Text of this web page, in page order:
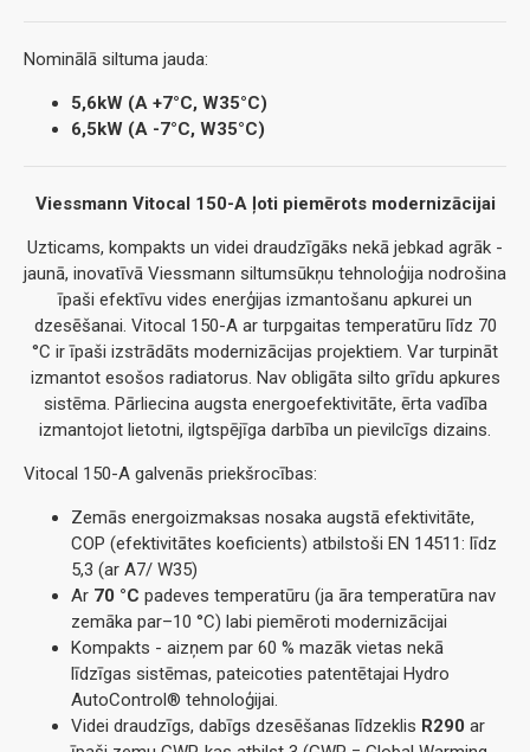
Nominālā siltuma jauda:
5,6kW (A +7°C, W35°C)
6,5kW (A -7°C, W35°C)
Viessmann Vitocal 150-A ļoti piemērots modernizācijai
Uzticams, kompakts un videi draudzīgāks nekā jebkad agrāk -
jaunā, inovatīvā Viessmann siltumsūkņu tehnoloģija nodrošina
īpaši efektīvu vides enerģijas izmantošanu apkurei un
dzesēšanai. Vitocal 150-A ar turpgaitas temperatūru līdz 70
°C ir īpaši izstrādāts modernizācijas projektiem. Var turpināt
izmantot esošos radiatorus. Nav obligāta silto grīdu apkures
sistēma. Pārliecina augsta energoefektivitāte, ērta vadība
izmantojot lietotni, ilgtspējīga darbība un pievilcīgs dizains.
Vitocal 150-A galvenās priekšrocības:
Zemās energoizmaksas nosaka augstā efektivitāte,
COP (efektivitātes koeficients) atbilstoši EN 14511: līdz
5,3 (ar A7/ W35)
Ar 70 °C padeves temperatūru (ja āra temperatūra nav
zemāka par–10 °C) labi piemēroti modernizācijai
Kompakts - aizņem par 60 % mazāk vietas nekā
līdzīgas sistēmas, pateicoties patentētajai Hydro
AutoControl® tehnoloģijai.
Videi draudzīgs, dabīgs dzesēšanas līdzeklis R290 ar